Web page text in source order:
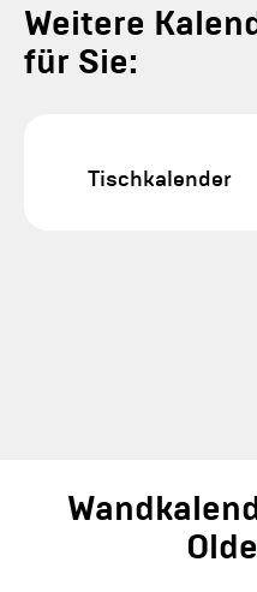
Weitere
für Sie:
Tischkalender